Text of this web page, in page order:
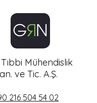
Mühendislik
ve Tic. A.Ş.
216 504 54 02